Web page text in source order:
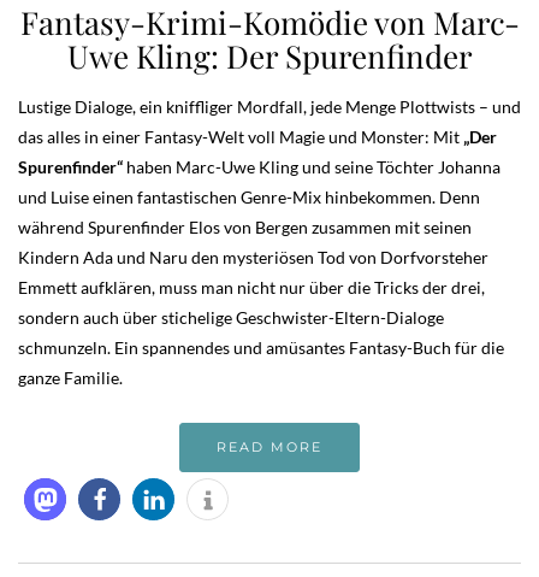
Fantasy-Krimi-Komödie von Marc-
Uwe Kling: Der Spurenfinder
Lustige Dialoge, ein kniffliger Mordfall, jede Menge Plottwists – und
das alles in einer Fantasy-Welt voll Magie und Monster: Mit „Der
Spurenfinder“ haben Marc-Uwe Kling und seine Töchter Johanna
und Luise einen fantastischen Genre-Mix hinbekommen. Denn
während Spurenfinder Elos von Bergen zusammen mit seinen
Kindern Ada und Naru den mysteriösen Tod von Dorfvorsteher
Emmett aufklären, muss man nicht nur über die Tricks der drei,
sondern auch über stichelige Geschwister-Eltern-Dialoge
schmunzeln. Ein spannendes und amüsantes Fantasy-Buch für die
ganze Familie.
READ MORE